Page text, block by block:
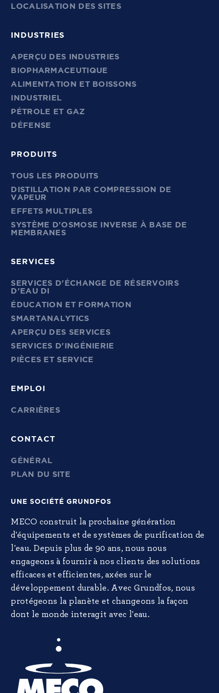
LOCALISATION DES SITES
INDUSTRIES
APERÇU DES INDUSTRIES
BIOPHARMACEUTIQUE
ALIMENTATION ET BOISSONS
INDUSTRIEL
PÉTROLE ET GAZ
DÉFENSE
PRODUITS
TOUS LES PRODUITS
DISTILLATION PAR COMPRESSION DE
VAPEUR
EFFETS MULTIPLES
SYSTÈME D'OSMOSE INVERSE À BASE DE
MEMBRANES
SERVICES
SERVICES D'ÉCHANGE DE RÉSERVOIRS
D'EAU DI
ÉDUCATION ET FORMATION
SMARTANALYTICS
APERÇU DES SERVICES
SERVICES D'INGÉNIERIE
PIÈCES ET SERVICE
EMPLOI
CARRIÈRES
CONTACT
GÉNÉRAL
PLAN DU SITE
UNE SOCIÉTÉ GRUNDFOS
MECO construit la prochaine génération
d'équipements et de systèmes de purification de
l'eau. Depuis plus de 90 ans, nous nous
engageons à fournir à nos clients des solutions
efficaces et efficientes, axées sur le
développement durable. Avec Grundfos, nous
protégeons la planète et changeons la façon
dont le monde interagit avec l'eau.